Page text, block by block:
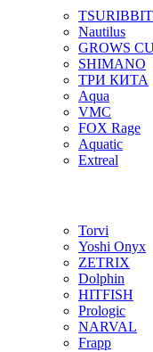
Nautilus
GROWS
SHIMANO
ТРИ КИТА
Aqua
VMC
FOX Rage
Aquatic
Extreal
Torvi
Yoshi Onyx
ZETRIX
Dolphin
HITFISH
Prologic
NARVAL
Frapp